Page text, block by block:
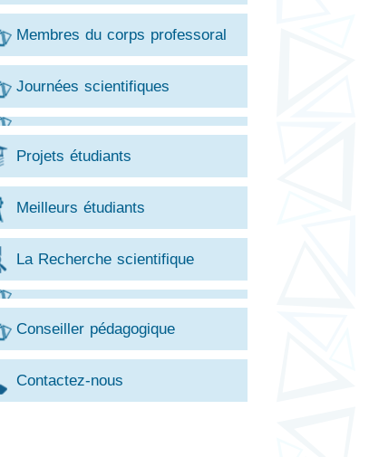
Membres du corps professoral
Journées scientifiques
Projets étudiants
Meilleurs étudiants
La Recherche scientifique
Conseiller pédagogique
Contactez-nous